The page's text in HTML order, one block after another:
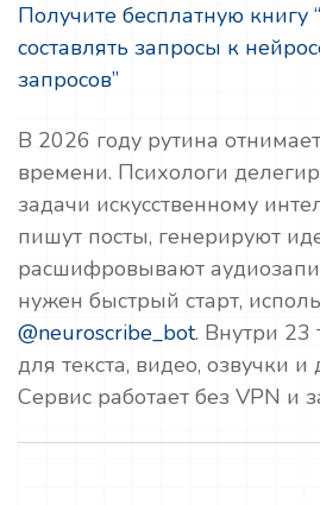
Получите бесплатную книгу
составлять запросы к
запросов”
В 2026 году рутина
времени. Психологи
задачи искусственному
пишут посты, генерируют
расшифровывают
нужен быстрый старт,
@neuroscribe_bot. Внутри 23
для текста, видео, озвучки и
Сервис работает без VPN и